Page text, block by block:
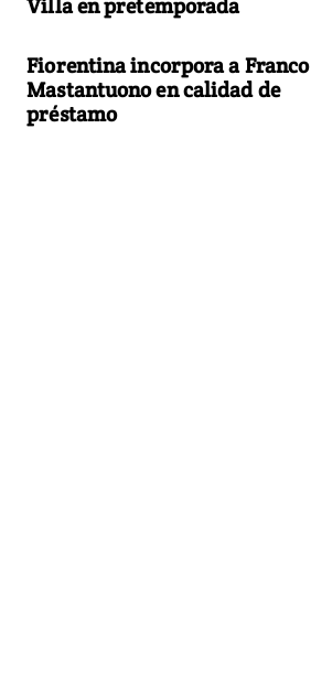
Fiorentina incorpora a Franco
Mastantuono en calidad de
préstamo